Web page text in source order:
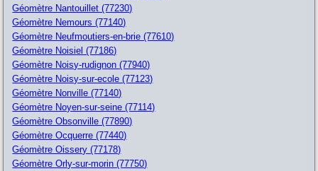
Géomètre Nantouillet (77230)
Géomètre Nemours (77140)
Géomètre Neufmoutiers-en-brie (77610)
Géomètre Noisiel (77186)
Géomètre Noisy-rudignon (77940)
Géomètre Noisy-sur-ecole (77123)
Géomètre Nonville (77140)
Géomètre Noyen-sur-seine (77114)
Géomètre Obsonville (77890)
Géomètre Ocquerre (77440)
Géomètre Oissery (77178)
Géomètre Orly-sur-morin (77750)